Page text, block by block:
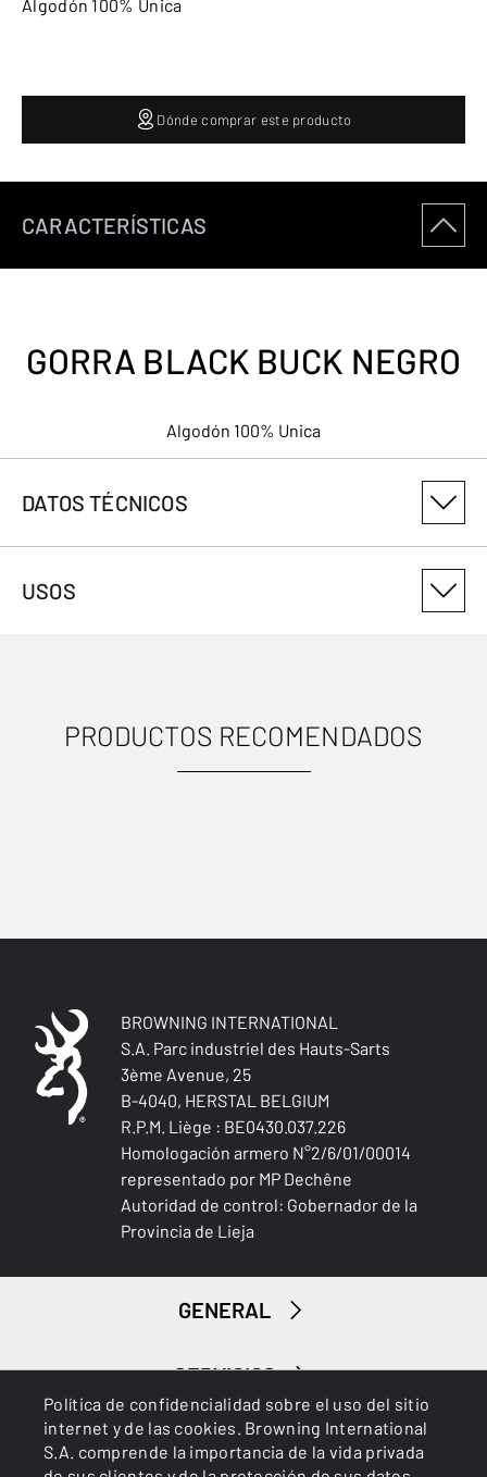
Política de confidencialidad sobre el uso del sitio
internet y de las cookies. Browning International
S.A. comprende la importancia de la vida privada
Algodón 100% Unica
Dónde comprar este producto
CARACTERÍSTICAS
GORRA BLACK BUCK NEGRO
Algodón 100% Unica
DATOS TÉCNICOS
308008991
USOS
USOS
Caza menor
PRODUCTOS RECOMENDADOS
BROWNING INTERNATIONAL
S.A. Parc industriel des Hauts-Sarts
3ème Avenue, 25
B-4040, HERSTAL BELGIUM
R.P.M. Liège : BE0430.037.226
Homologación armero N°2/6/01/00014
representado por MP Dechêne
Autoridad de control: Gobernador de la
Provincia de Lieja
GENERAL
SERVICIOS